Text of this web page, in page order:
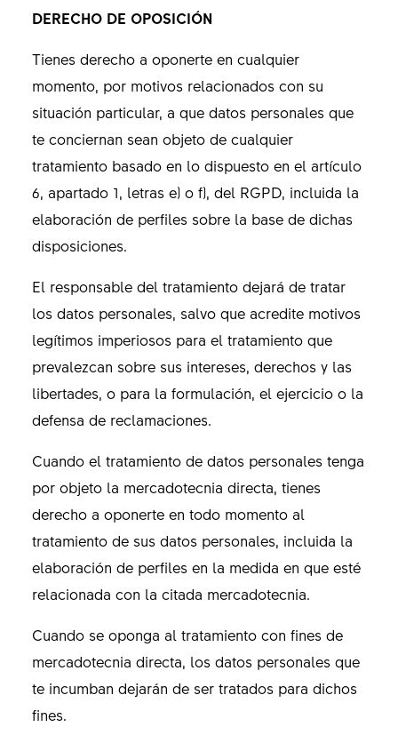
DERECHO DE OPOSICIÓN
Tienes derecho a oponerte en cualquier
momento, por motivos relacionados con su
situación particular, a que datos personales que
te conciernan sean objeto de cualquier
tratamiento basado en lo dispuesto en el artículo
6, apartado 1, letras e) o f), del RGPD, incluida la
elaboración de perfiles sobre la base de dichas
disposiciones.
El responsable del tratamiento dejará de tratar
los datos personales, salvo que acredite motivos
legítimos imperiosos para el tratamiento que
prevalezcan sobre sus intereses, derechos y las
libertades, o para la formulación, el ejercicio o la
defensa de reclamaciones.
Cuando el tratamiento de datos personales tenga
por objeto la mercadotecnia directa, tienes
derecho a oponerte en todo momento al
tratamiento de sus datos personales, incluida la
elaboración de perfiles en la medida en que esté
relacionada con la citada mercadotecnia.
Cuando se oponga al tratamiento con fines de
mercadotecnia directa, los datos personales que
te incumban dejarán de ser tratados para dichos
fines.